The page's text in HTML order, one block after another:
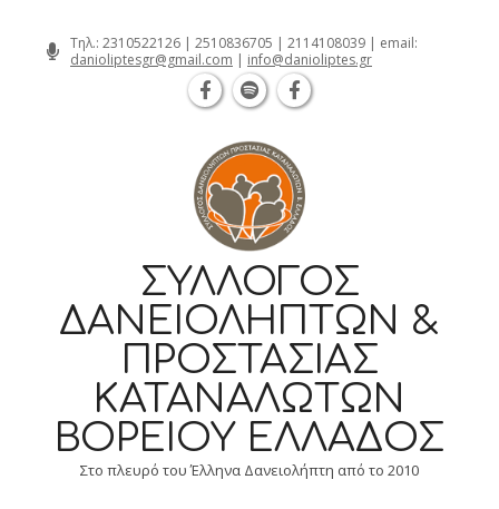
Τηλ.: 2310522126 | 2510836705 | 2114108039 | email:
danioliptesgr@gmail.com | info@danioliptes.gr
ΣΎΛΛΟΓΟΣ
ΔΑΝΕΙΟΛΗΠΤΏΝ &
ΠΡΟΣΤΑΣΊΑΣ
ΚΑΤΑΝΑΛΩΤΏΝ
ΒΟΡΕΊΟΥ ΕΛΛΆΔΟΣ
Στο πλευρό του Έλληνα Δανειολήπτη από το 2010